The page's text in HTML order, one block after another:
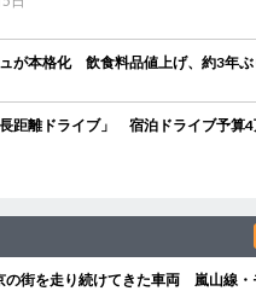
ュが本格化 飲食料品値上げ、約3年
距離ドライブ」 宿泊ドライブ予算4
の街を走り続けてきた車両 嵐山線・